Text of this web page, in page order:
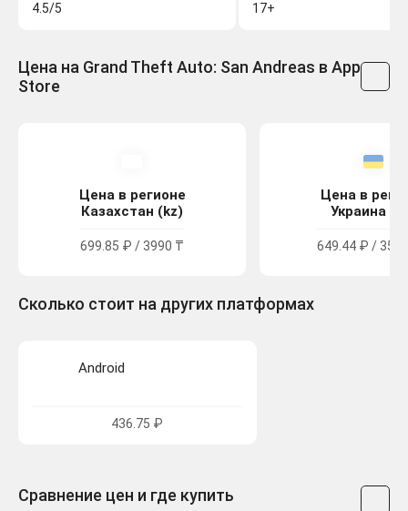
4.5/5
17+
Цена на Grand Theft Auto: San Andreas в App
Store
Цена в регионе
Казахстан (kz)
699.85 ₽ / 3990 ₸
Цена в
Украина
649.44 ₽ /
Сколько стоит на других платформах
Android
436.75 ₽
Сравнение цен и где купить